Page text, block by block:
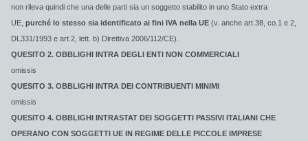
non rileva quindi che una delle parti sia un soggetto stabilito in uno Stato extra
UE, purché lo stesso sia identificato ai fini IVA nella UE (v. anche art.38, co.1 e 2,
DL331/1993 e art.2, lett. b) Direttiva 2006/112/CE)
QUESITO 2. OBBLIGHI INTRA DEGLI ENTI NON COMMERCIALI
omissis
QUESITO 3. OBBLIGHI INTRA DEI CONTRIBUENTI MINIMI
omissis
QUESITO 4. OBBLIGHI INTRASTAT DEI SOGGETTI PASSIVI ITALIANI CHE
OPERANO CON SOGGETTI UE IN REGIME DELLE PICCOLE IMPRESE